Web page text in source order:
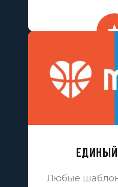
Любые